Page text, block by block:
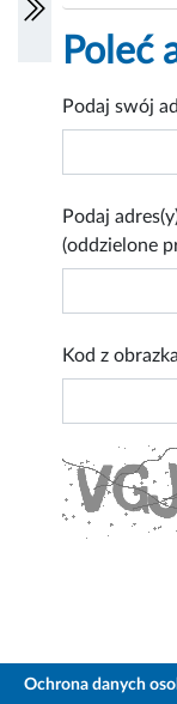
Poleć
Podaj swój
Podaj
(oddzielone
Kod z
Ochrona danych